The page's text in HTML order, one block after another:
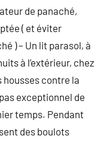
de panaché,
( et éviter
) – Un lit parasol, à
à l’extérieur, chez
housses contre la
exceptionnel de
temps. Pendant
des boulots